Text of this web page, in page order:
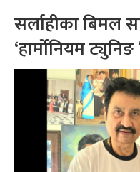
सर्लाहीका बिमल
‘हार्मोनियम
सम्मानित